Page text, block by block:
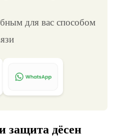
для вас способом
защита дёсен